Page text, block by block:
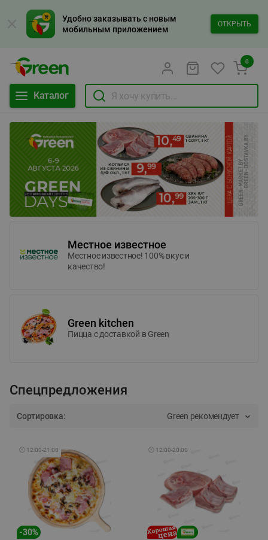
Удобно заказывать с новым
мобильным приложением
ОТКРЫТЬ
Каталог
0
Местное известное
Местное известное! 100% вкус и
качество!
Green kitchen
Пицца c доставкой в Green
Спецпредложения
Сортировка: Green рекомендует
🕘 12:00-21:00
-30%
🕘 12:00-20:00